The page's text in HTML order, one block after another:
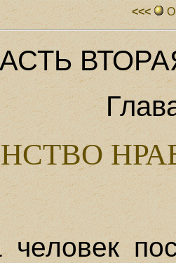
<<<
человек